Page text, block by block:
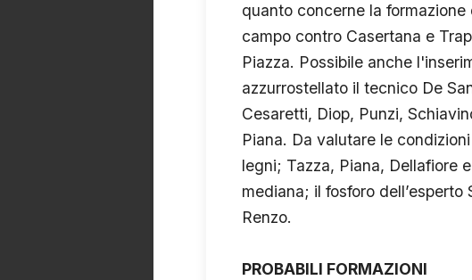
quanto concerne la
campo contro Casertana e
Piazza. Possibile anche
azzurrostellato il tecnico De
Cesaretti, Diop, Punzi,
Piana. Da valutare le
legni; Tazza, Piana, Dellafiore
mediana; il fosforo
Renzo.
PROBABILI FORMAZIONI